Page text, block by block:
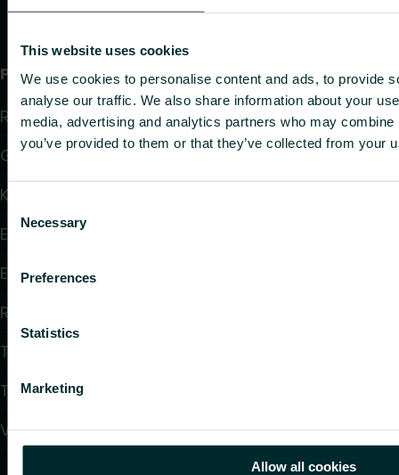
This website uses cookies
We use cookies to personalise content and ads, to provide
analyse our traffic. We also share information about your
media, advertising and analytics partners who may
you’ve provided to them or that they’ve collected from your
Consent
Selection
Necessary
Preferences
Statistics
Marketing
Allow all cookies
Produkter
Radiatorer
Golvvärme och golvkylning
Konvektorer och fläktkonvektorer
Elektrisk uppvärmning
Elektronisk styrning
Reglering
Tappvattensystem
Takvärmesystem
Värmepumpar